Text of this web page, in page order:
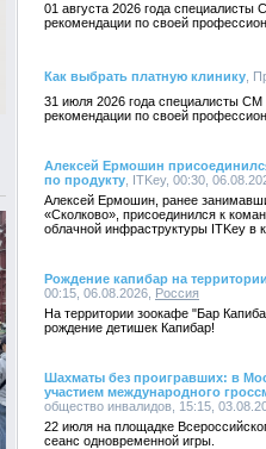
01 августа 2026 года специалисты
рекомендации по своей
Как выбрать платную клинику ,
31 июля 2026 года специалисты СМ
рекомендации по своей
Алексей Ермошин
по продукту , ITKey, 00:30,
Алексей Ермошин, ранее
«Сколково», присоединился к
облачной инфраструктуры ITKey в
Рождение капибар на
00:15, 06.08.2026, Россия
На территории зоокафе "Бар
рождение детишек Капибар!
Шахматы без проигравших: в
участием международного
общество инвалидов, 15:15,
22 июля на площадке
сеанс одновременной игры.